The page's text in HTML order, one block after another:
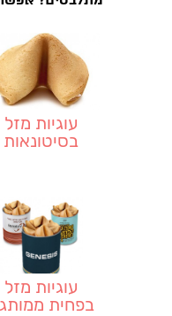
עוגיות מזל
בסיטונאות
עוגיות מזל
בפחית